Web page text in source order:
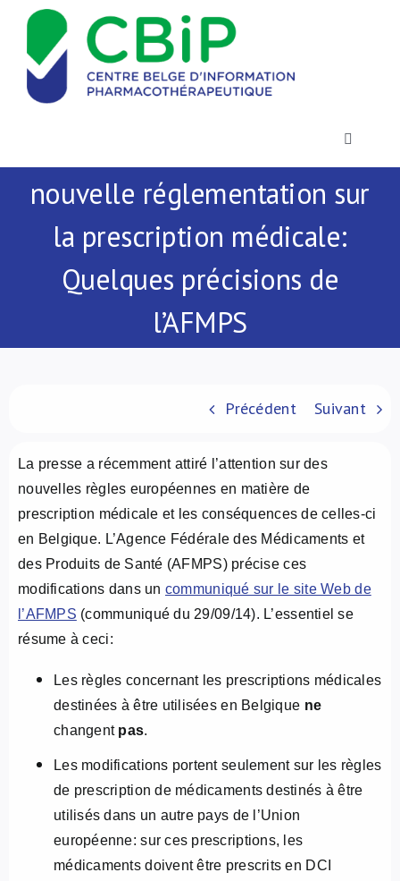
Passer
contenu
Toggle
Actualités
Publications
NL
nouvelle réglementation sur
la prescription médicale:
Quelques précisions de
l’AFMPS
Précédent Suivant
La presse a récemment attiré l’attention sur des
nouvelles règles européennes en matière de
prescription médicale et les conséquences de celles-ci
en Belgique. L’Agence Fédérale des Médicaments et
des Produits de Santé (AFMPS) précise ces
modifications dans un communiqué sur le site Web de
l’AFMPS (communiqué du 29/09/14). L’essentiel se
résume à ceci:
Les règles concernant les prescriptions médicales
destinées à être utilisées en Belgique ne
changent pas.
Les modifications portent seulement sur les règles
de prescription de médicaments destinés à être
utilisés dans un autre pays de l’Union
européenne: sur ces prescriptions, les
médicaments doivent être prescrits en DCI